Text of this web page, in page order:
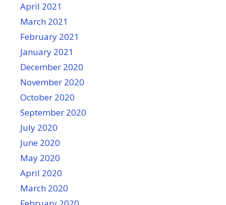
April 2021
March 2021
February 2021
January 2021
December 2020
November 2020
October 2020
September 2020
July 2020
June 2020
May 2020
April 2020
March 2020